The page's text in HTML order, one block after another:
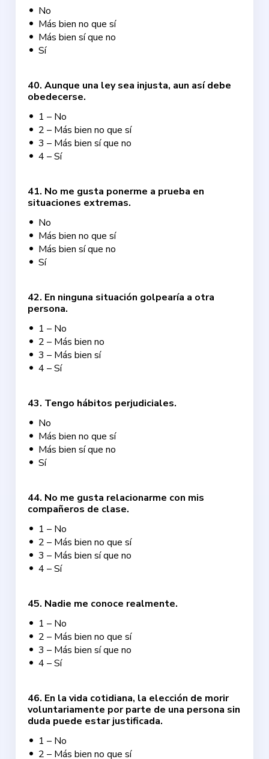
No
Más bien no que sí
Más bien sí que no
Sí
40.Aunque una ley sea injusta, aun así debe
obedecerse.
1 – No
2 – Más bien no que sí
3 – Más bien sí que no
4 – Sí
41. No me gusta ponerme a prueba en
situaciones extremas.
No
Más bien no que sí
Más bien sí que no
Sí
42. En ninguna situación golpearía a otra
persona.
1 – No
2 – Más bien no
3 – Más bien sí
4 – Sí
43. Tengo hábitos perjudiciales.
No
Más bien no que sí
Más bien sí que no
Sí
44. No me gusta relacionarme con mis
compañeros de clase.
1 – No
2 – Más bien no que sí
3 – Más bien sí que no
4 – Sí
45. Nadie me conoce realmente.
1 – No
2 – Más bien no que sí
3 – Más bien sí que no
4 – Sí
46. En la vida cotidiana, la elección de morir
voluntariamente por parte de una persona sin
duda puede estar justificada.
1 – No
2 – Más bien no que sí